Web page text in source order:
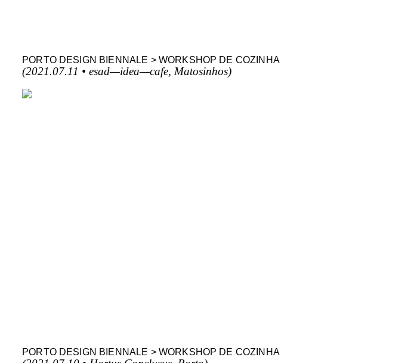
PORTO DESIGN BIENNALE > WORKSHOP DE COZINHA
(2021.07.11 • esad—idea—cafe, Matosinhos)
PORTO DESIGN BIENNALE > WORKSHOP DE COZINHA